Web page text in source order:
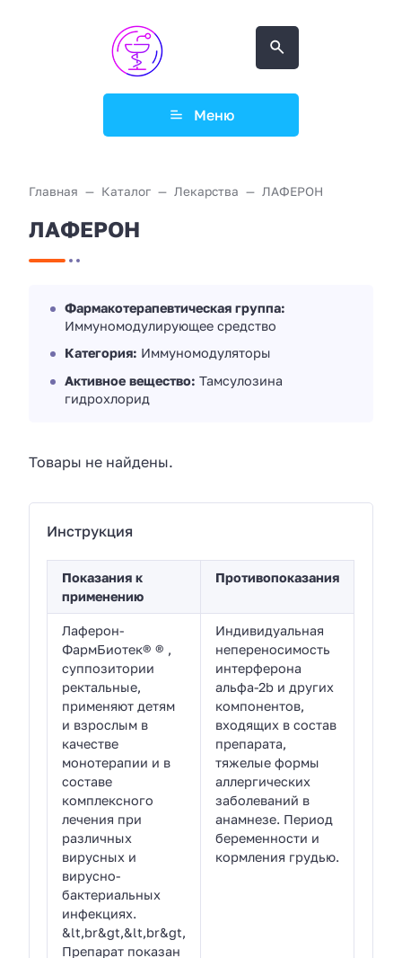
Меню
Главная Каталог Лекарства ЛАФЕРОН
ЛАФЕРОН
Фармакотерапевтическая группа:
Иммуномодулирующее средство
Категория: Иммуномодуляторы
Активное вещество: Тамсулозина
гидрохлорид
Товары не найдены.
Инструкция
Показания к
применению
Противопоказания
Лаферон-
ФармБиотек® ® ,
суппозитории
ректальные,
применяют детям
и взрослым в
качестве
монотерапии и в
составе
комплексного
лечения при
различных
вирусных и
вирусно-
бактериальных
инфекциях.
&lt,br&gt,&lt,br&gt,
Препарат показан
Индивидуальная
непереносимость
интерферона
альфа-2b и других
компонентов,
входящих в состав
препарата,
тяжелые формы
аллергических
заболеваний в
анамнезе. Период
беременности и
кормления грудью.